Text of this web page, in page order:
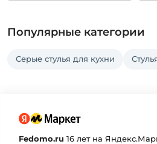
Популярные категории
Серые стулья для кухни
Fedomo.ru 16 лет на